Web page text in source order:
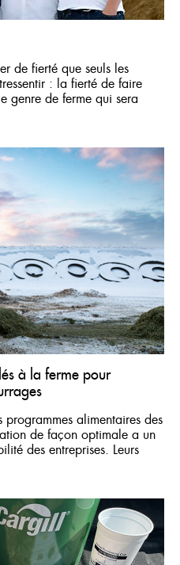
de fierté que seuls les
: la fierté de faire
genre de ferme qui sera
à la ferme pour
programmes alimentaires des
de façon optimale a un
des entreprises. Leurs